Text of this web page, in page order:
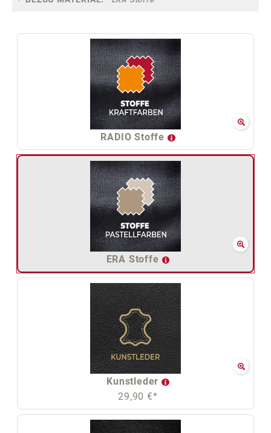
RADIO Stoffe
ERA Stoffe
Kunstleder
29,90 €*